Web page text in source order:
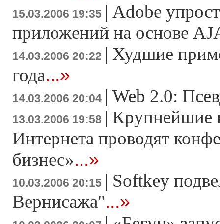
15.03.2006 19:35 | Adobe
приложений на основе
14.03.2006 20:22 | Худшие
года...»
14.03.2006 20:04 | Web 2.0:
13.03.2006 19:58 | Крупнейшие
Интернета проводят
бизнес»...»
10.03.2006 20:15 | Softkey
Вернисажа"...»